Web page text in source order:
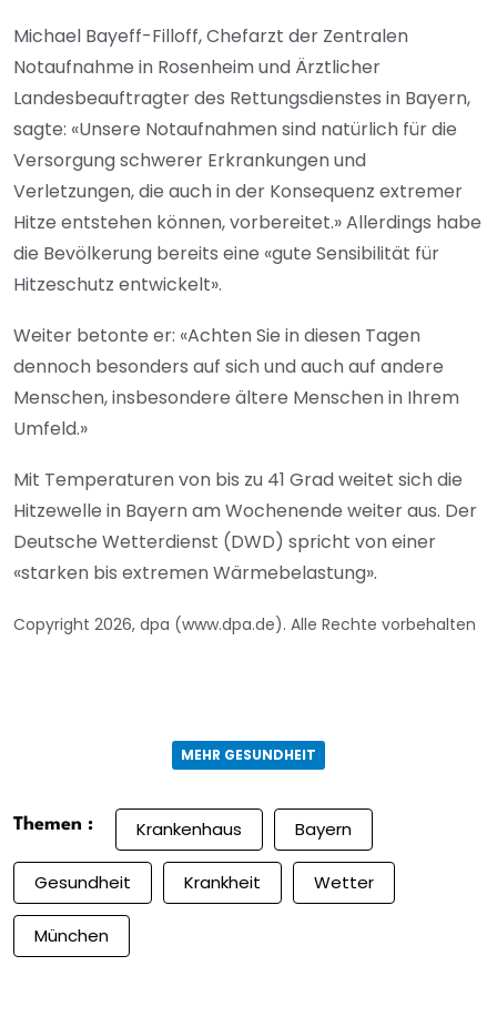
Michael Bayeff-Filloff, Chefarzt der Zentralen
Notaufnahme in Rosenheim und Ärztlicher
Landesbeauftragter des Rettungsdienstes in Bayern,
sagte: «Unsere Notaufnahmen sind natürlich für die
Versorgung schwerer Erkrankungen und
Verletzungen, die auch in der Konsequenz extremer
Hitze entstehen können, vorbereitet.» Allerdings habe
die Bevölkerung bereits eine «gute Sensibilität für
Hitzeschutz entwickelt».
Weiter betonte er: «Achten Sie in diesen Tagen
dennoch besonders auf sich und auch auf andere
Menschen, insbesondere ältere Menschen in Ihrem
Umfeld.»
Mit Temperaturen von bis zu 41 Grad weitet sich die
Hitzewelle in Bayern am Wochenende weiter aus. Der
Deutsche Wetterdienst (DWD) spricht von einer
«starken bis extremen Wärmebelastung».
Copyright 2026, dpa (www.dpa.de). Alle Rechte vorbehalten
MEHR GESUNDHEIT
Themen : Krankenhaus Bayern
Gesundheit Krankheit Wetter
München